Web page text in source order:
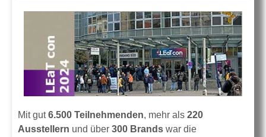
Mit gut6.500 Teilnehmenden, mehr als 220
Ausstellern und über 300 Brands war die